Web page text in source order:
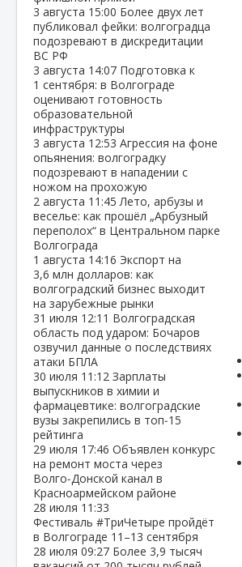
3 августа 15:00 Более двух лет
публиковал фейки: волгоградца
подозревают в дискредитации
ВС РФ
3 августа 14:07 Подготовка к
1 сентября: в Волгограде
оценивают готовность
образовательной
инфраструктуры
3 августа 12:53 Агрессия на фоне
опьянения: волгоградку
подозревают в нападении с
ножом на прохожую
2 августа 11:45Лето, арбузы и
веселье: как прошёл „Арбузный
переполох“ в Центральном парке
Волгограда
1 августа 14:16 Экспорт на
3,6 млн долларов: как
волгоградский бизнес выходит
на зарубежные рынки
31 июля 12:11 Волгоградская
область под ударом: Бочаров
озвучил данные о последствиях
атаки БПЛА
30 июля 11:12 Зарплаты
выпускников в химии и
фармацевтике: волгоградские
вузы закрепились в топ‑15
рейтинга
29 июля 17:46 Объявлен конкурс
на ремонт моста через
Волго‑Донской канал в
Красноармейском районе
28 июля 11:33
Фестиваль #ТриЧетыре пройдёт
в Волгограде 11–13 сентября
28 июля 09:27 Более 3,9 тысяч